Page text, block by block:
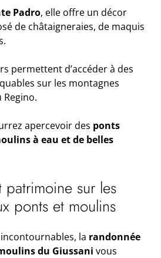
Padro, elle offre un décor
de châtaigneraies, de maquis
permettent d’accéder à des
sur les montagnes
Regino.
apercevoir des ponts
à eau et de belles
patrimoine sur les
ponts et moulins
la randonnée
du Giussani vous